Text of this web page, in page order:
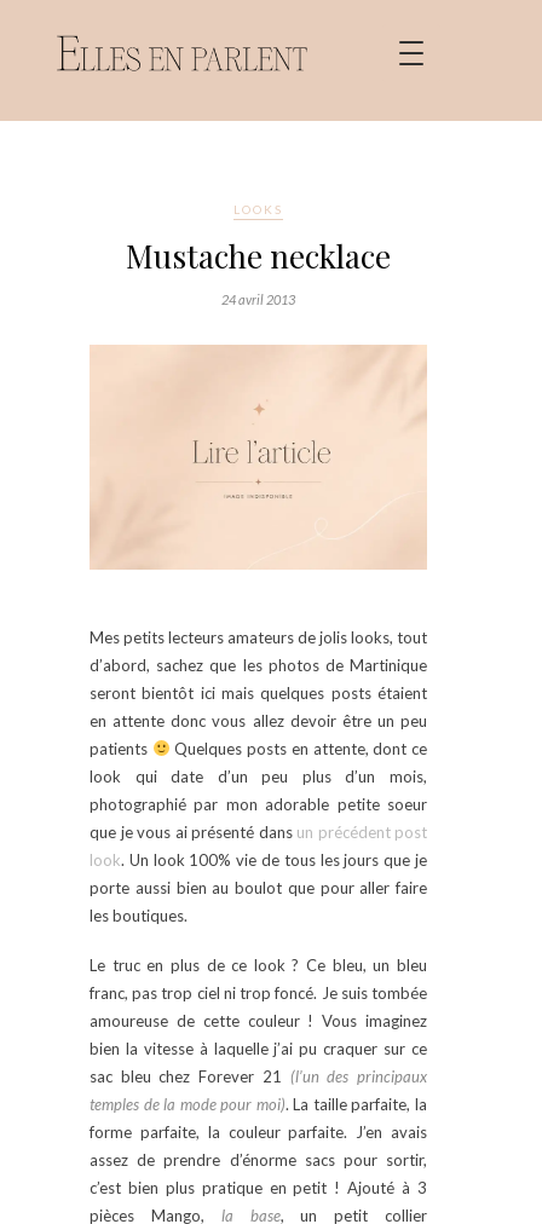
LOOKS
Mustache necklace
24 avril 2013
Mes petits lecteurs amateurs de jolis looks, tout
d’abord, sachez que les photos de Martinique
seront bientôt ici mais quelques posts étaient
en attente donc vous allez devoir être un peu
patients
Quelques posts en attente, dont ce
look qui date d’un peu plus d’un mois,
photographié par mon adorable petite soeur
que je vous ai présenté dans un précédent post
look. Un look 100% vie de tous les jours que je
porte aussi bien au boulot que pour aller faire
les boutiques.
Le truc en plus de ce look ? Ce bleu, un bleu
franc, pas trop ciel ni trop foncé. Je suis tombée
amoureuse de cette couleur ! Vous imaginez
bien la vitesse à laquelle j’ai pu craquer sur ce
sac bleu chez Forever 21 (l’un des principaux
temples de la mode pour moi). La taille parfaite, la
forme parfaite, la couleur parfaite. J’en avais
assez de prendre d’énorme sacs pour sortir,
c’est bien plus pratique en petit ! Ajouté à 3
pièces Mango, la base, un petit collier